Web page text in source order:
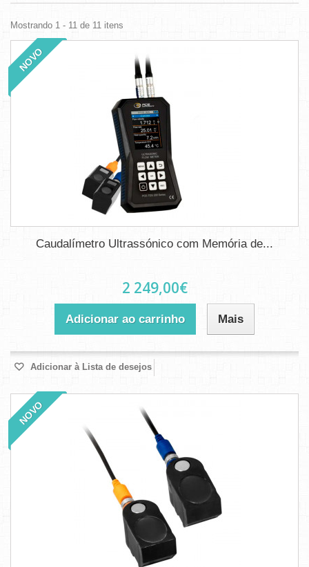
Mostrando 1 - 11 de 11 itens
NOVO
Caudalímetro Ultrassónico com Memória de...
2 249,00€
Adicionar ao carrinho Mais
Adicionar à Lista de desejos
NOVO